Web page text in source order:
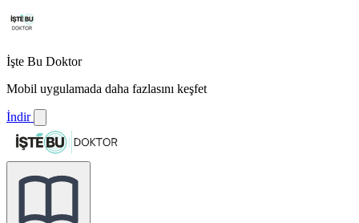
İşte Bu Doktor
Mobil uygulamada daha fazlasını keşfet
İndir